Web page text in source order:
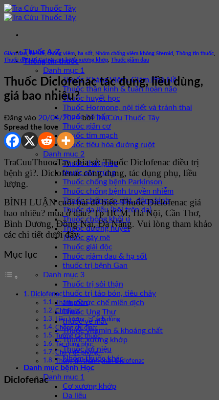
Bỏ
qua
dung
Thuốc A-Z
Thông tin thuốc
Danh mục 1
Thuốc Kháng Viêm, Giảm Phù Nề
Thuốc thần kinh & tuần hoàn não
Thuốc huyết học
Thuốc Hormone, nội tiết và tránh thai
Thuốc hô hấp
Thuốc giãn cơ
Thuốc tim mạch
Thuốc tiêu hóa đường ruột
Danh mục 2
Thuốc thải ghép
thuốc sát trùng
Thuốc chống bệnh Parkinson
Thuốc chống bệnh truyền nhiễm
Thuốc chống co giật, động kinh
Thuốc da liễu (bôi trên da)
Thuốc chống khối u
Thuốc đường huyết
Thuốc gây mê
Thuốc giải độc
Thuốc giảm đau & hạ sốt
thuốc trị bệnh Gan
Danh mục 3
Thuốc trị sỏi thận
thuốc trị táo bón, tiêu chảy
Thuốc ức chế miễn dịch
Thuốc Ung Thư
thuốc về mắt
Thuốc vitamin & khoáng chất
Thuốc xương khớp
Thuốc lợi niệu
Nhóm thuốc khác
Danh mục bệnh Học
Danh mục 1
Cơ xương khớp
Da liễu
Giảm đau, hạ sốt, chống viêm hạ sốt Nhóm chống viêm không Steroid Thông tin thuốc
Thuốc điều trị Gút và các bệnh xương khớp Thuốc giảm đau
Thuốc Diclofenac tác dụng, liều dùng,
giá bao nhiêu?
Đăng vào 20/04/2024 bởiTra Cứu Thuốc Tây
Spread the love
TraCuuThuocTay chia sẻ: Thuốc Diclofenac điều trị
bệnh gì?. Diclofenac công dụng, tác dụng phụ, liều
lượng.
BÌNH LUẬN cuối bài để biết: Thuốc Diclofenac giá
bao nhiêu? mua ở đâu? Tp HCM, Hà Nội, Cần Thơ,
Bình Dương, Đồng Nai, Đà Nẵng. Vui lòng tham khảo
các chi tiết dưới đây.
Mục lục
Diclofenac
Thành phần:
Chỉ định:
Liều lượng – Cách dùng
Chống chỉ định:
Tương tác thuốc:
Tác dụng phụ:
Chú ý đề phòng:
Thông tin thành phần Diclofenac
Diclofenac